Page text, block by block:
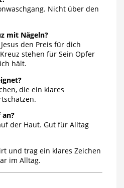
Nicht über den
mit Nägeln?
den Preis für dich
stehen für Sein Opfer
hält.
die ein klares
der Haut. Gut für Alltag
und trag ein klares Zeichen
im Alltag.